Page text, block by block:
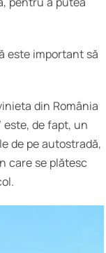
este important să
din România
este, de fapt, un
de pe autostradă,
care se plătesc